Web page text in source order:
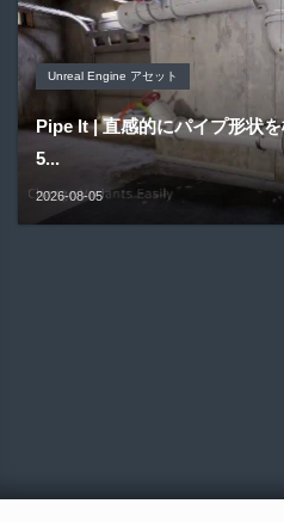
Maya プラグイン
Gizmify Media Plane 2 | MP4
2026-08-08
Unreal Engine アセット
Material Parameter Manager |
2026-08-07
Unreal Engine アセット
Pipe It | 直感的にパイプ形状
5...
2026-08-05
Unreal Engine アセット
Directive Utilities | ブループリ
ス...
2026-08-03
Unity 本
Unityエフェクトレシピブック
る | ktk.kum...
2026-08-03